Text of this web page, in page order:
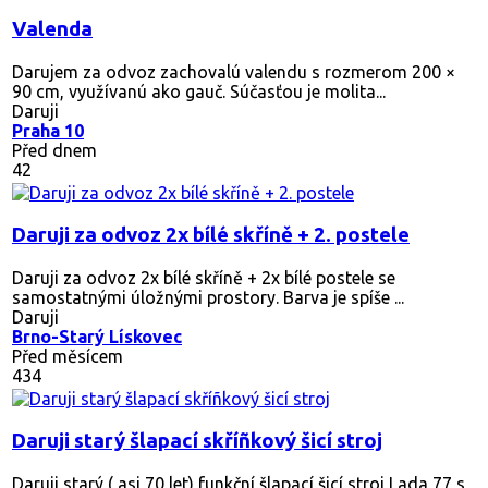
Valenda
Darujem za odvoz zachovalú valendu s rozmerom 200 ×
90 cm, využívanú ako gauč. Súčasťou je molita...
Daruji
Praha 10
Před dnem
42
Daruji za odvoz 2x bílé skříně + 2. postele
Daruji za odvoz 2x bílé skříně + 2x bílé postele se
samostatnými úložnými prostory. Barva je spíše ...
Daruji
Brno-Starý Lískovec
Před měsícem
434
Daruji starý šlapací skříñkový šicí stroj
Daruji starý ( asi 70 let) funkční šlapací šicí stroj Lada 77 s